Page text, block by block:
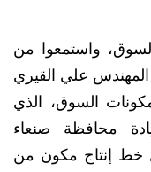
واستمعوا من
علي القيري
السوق، الذي
محافظة صنعاء
خط إنتاج مكون من